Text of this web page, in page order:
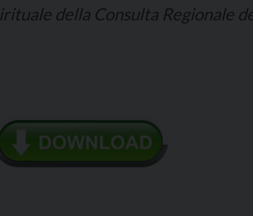
della Consulta Regionale